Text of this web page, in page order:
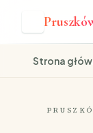
Strona